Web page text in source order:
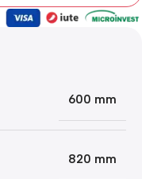
600 mm
820 mm